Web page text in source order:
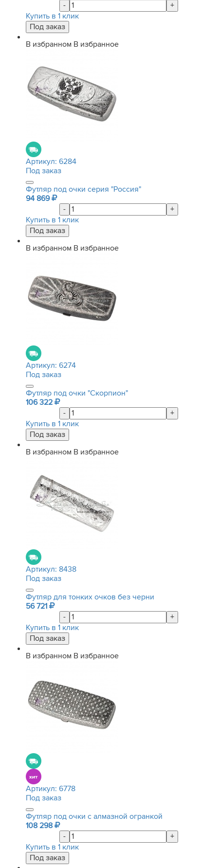
-
+
Купить в 1 клик
В избранном В избранное
Артикул: 6284
Под заказ
Футляр под очки серия "Россия"
94 869
-
+
Купить в 1 клик
В избранном В избранное
Артикул: 6274
Под заказ
Футляр под очки "Скорпион"
106 322
-
+
Купить в 1 клик
В избранном В избранное
Артикул: 8438
Под заказ
Футляр для тонких очков без черни
56 721
-
+
Купить в 1 клик
В избранном В избранное
Артикул: 6778
Под заказ
Футляр под очки с алмазной огранкой
108 298
-
+
Купить в 1 клик